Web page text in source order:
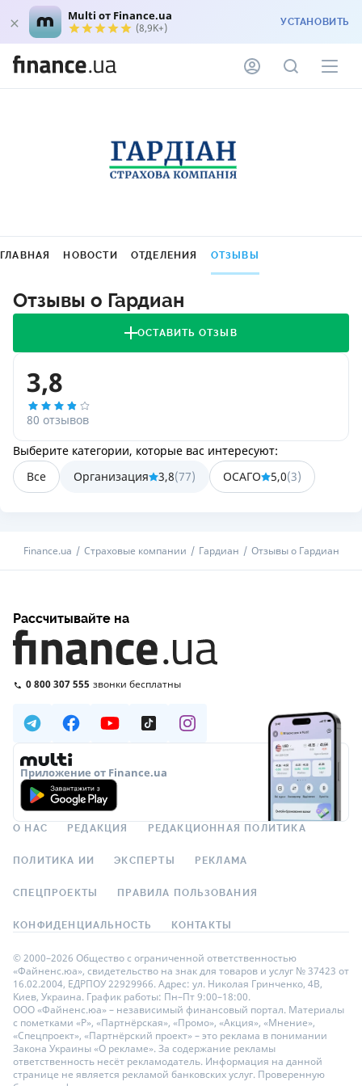
Multi от Finance.ua
(8,9K+) УСТАНОВИТЬ
ГЛАВНАЯ НОВОСТИ ОТДЕЛЕНИЯ ОТЗЫВЫ
Отзывы о Гардиан
ОСТАВИТЬ ОТЗЫВ
3,8
80 отзывов
Выберите категории, которые вас интересуют:
Все
Организация 3,8(77) ОСАГО 5,0(3)
Finance.ua Страховые компании Гардиан Отзывы о Гардиан
Рассчитывайте на
0 800 307 555 звонки бесплатны
Приложение от Finance.ua
О НАС РЕДАКЦИЯ РЕДАКЦИОННАЯ ПОЛИТИКА
ПОЛИТИКА ИИ ЭКСПЕРТЫ РЕКЛАМА
СПЕЦПРОЕКТЫ ПРАВИЛА ПОЛЬЗОВАНИЯ
КОНФИДЕНЦИАЛЬНОСТЬ КОНТАКТЫ
© 2000–2026 Общество с ограниченной ответственностью
«Файненс.юа», свидетельство на знак для товаров и услуг № 37423 от
16.02.2004, ЕДРПОУ 22929966. Адрес: ул. Николая Гринченко, 4В,
Киев, Украина. График работы: Пн–Пт 9:00–18:00.
ООО «Файненс.юа» – независимый финансовый портал. Материалы
с пометками «Р», «Партнёрская», «Промо», «Акция», «Мнение»,
«Спецпроект», «Партнёрский проект» – это реклама в понимании
Закона Украины «О рекламе». За содержание рекламы
ответственность несёт рекламодатель. Информация на данной
странице не является рекламой банковских услуг. Проверенную